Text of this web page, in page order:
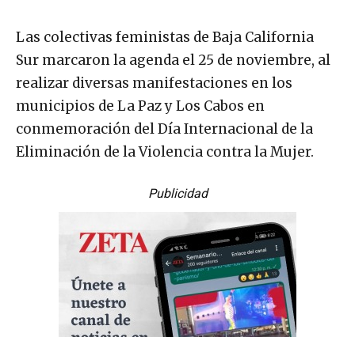
Las colectivas feministas de Baja California
Sur marcaron la agenda el 25 de noviembre, al
realizar diversas manifestaciones en los
municipios de La Paz y Los Cabos en
conmemoración del Día Internacional de la
Eliminación de la Violencia contra la Mujer.
Publicidad